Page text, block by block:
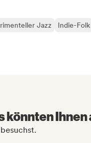
Jazz Indie-Folk
Ihnen